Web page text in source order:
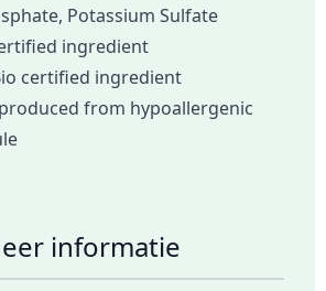
Potassium Sulfate
ingredient
certified ingredient
from hypoallergenic
informatie